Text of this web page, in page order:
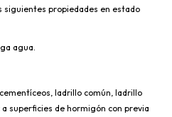
siguientes propiedades en estado
agua.
ladrillo común, ladrillo
superficies de hormigón con previa